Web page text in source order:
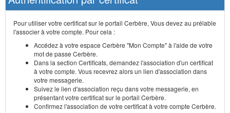
Pour utiliser votre certificat sur le portail Cerbère, Vous devez au prélable
l'associer à votre compte. Pour cela :
Accédez à votre espace Cerbère "Mon Compte" à l'aide de votre
mot de passe Cerbère.
Dans la section Certificats, demandez l'association d'un certificat
à votre compte. Vous recevrez alors un lien d'association dans
votre messagerie.
Suivez le lien d'association reçu dans votre messagerie, en
présentant votre certificat sur le portail Cerbère.
Confirmez l'association de votre certificat à votre compte Cerbère.